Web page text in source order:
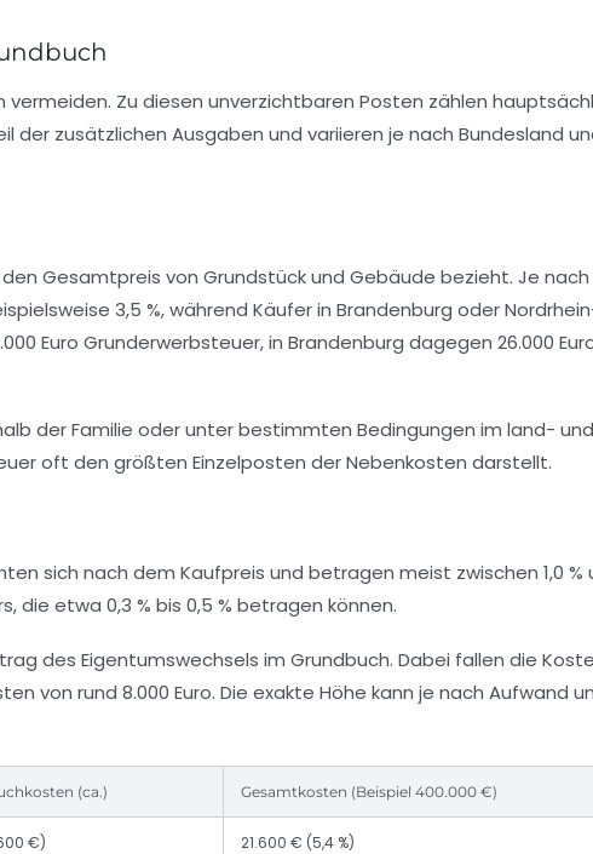
Zu diesen unverzichtbaren Posten zählen
zusätzlichen Ausgaben und variieren je nach Bundesland
Gesamtpreis von Grundstück und Gebäude bezieht. Je nach
3,5 %, während Käufer in Brandenburg oder
Euro Grunderwerbsteuer, in Brandenburg dagegen 26.000
der Familie oder unter bestimmten Bedingungen im land- und
oft den größten Einzelposten der Nebenkosten darstellt.
sich nach dem Kaufpreis und betragen meist zwischen 1,0 %
die etwa 0,3 % bis 0,5 % betragen können.
des Eigentumswechsels im Grundbuch. Dabei fallen die
von rund 8.000 Euro. Die exakte Höhe kann je nach Aufwand
(ca.) Gesamtkosten (Beispiel 400.000 €)
€) 21.600 € (5,4 %)